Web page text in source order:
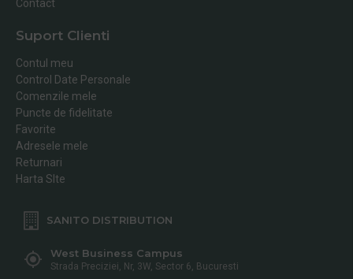
Contact
Suport Clienti
Contul meu
Control Date Personale
Comenzile mele
Puncte de fidelitate
Favorite
Adresele mele
Returnari
Harta SIte
SANITO DISTRIBUTION
West Business Campus
Strada Preciziei, Nr, 3W, Sector 6, Bucuresti